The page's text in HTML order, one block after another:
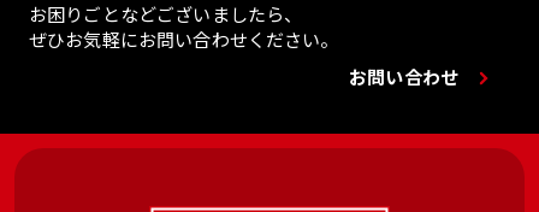
お困りごとなどございましたら、
ぜひお気軽にお問い合わせください。
お問い合わせ